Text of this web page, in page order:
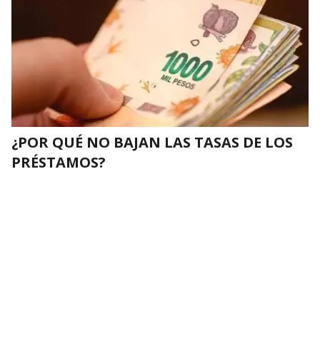
¿POR QUÉ NO BAJAN LAS TASAS DE LOS
PRÉSTAMOS?